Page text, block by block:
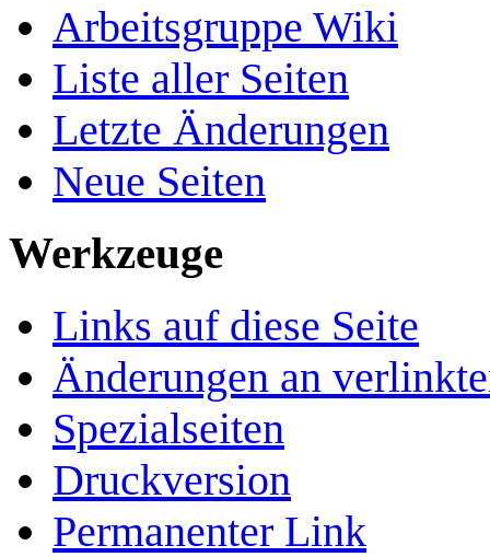
Arbeitsgruppe Wiki
Liste aller Seiten
Letzte Änderungen
Neue Seiten
Werkzeuge
Links auf diese Seite
Änderungen an
Spezialseiten
Druckversion
Permanenter Link